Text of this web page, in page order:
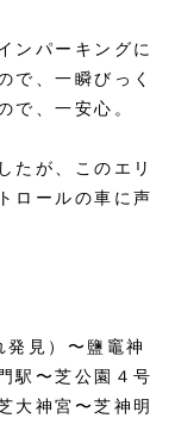
ンパーキングに
で、一瞬びっく
で、一安心。
たが、このエリ
ロールの車に声
見）〜鹽竈神
駅〜芝公園４号
大神宮〜芝神明